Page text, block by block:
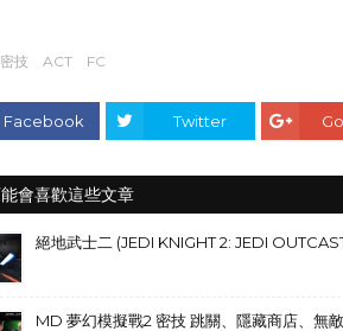
密技 ACT FC
Facebook Twitter
會喜歡這些文章
絕地武士二 (JEDI KNIGHT 2: JEDI
MD 夢幻模擬戰2 密技 跳關、隱藏商店、無